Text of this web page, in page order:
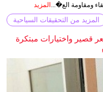
ومقاومة الع�...
المزيد
المزيد من التحقيقات السياحية
قصير واختيارات مبتكرة